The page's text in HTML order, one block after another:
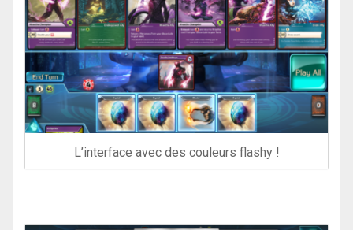
L’interface avec des couleurs flashy !